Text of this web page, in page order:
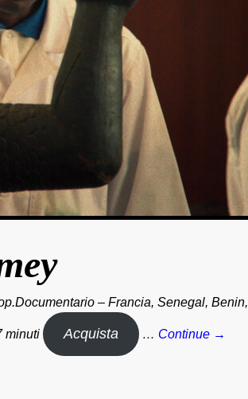
– Francia, Senegal, Benin,
minuti Acquista … Continue →